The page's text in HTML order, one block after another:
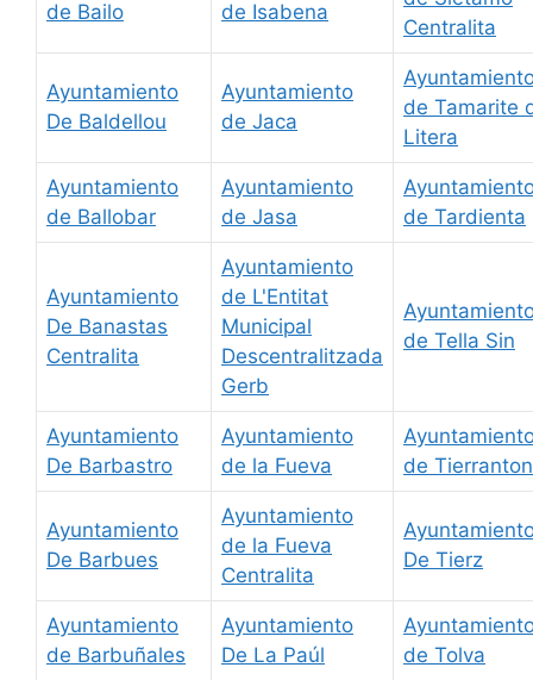
de Bailo de Isabena
Centralita
Ayuntamiento
De Baldellou
Ayuntamiento
de Jaca
de Tamarite
Litera
Ayuntamiento
de Ballobar
Ayuntamiento
de Jasa
de Tardienta
Ayuntamiento
De Banastas
Centralita
Ayuntamiento
de L'Entitat
Municipal
Descentralitzada
Gerb
de Tella Sin
Ayuntamiento
De Barbastro
Ayuntamiento
de la Fueva
de
Ayuntamiento
De Barbues
Ayuntamiento
de la Fueva
Centralita
De Tierz
Ayuntamiento
de Barbuñales
Ayuntamiento
De La Paúl
de Tolva